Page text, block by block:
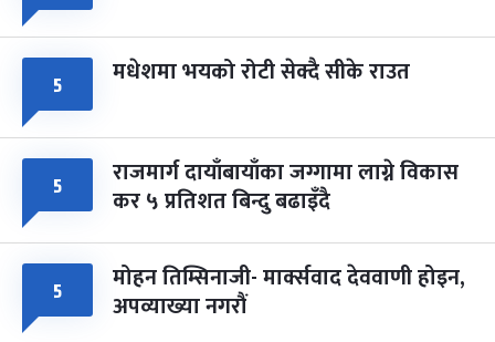
५ मधेशमा भयको रोटी सेक्दै सीके राउत
५ राजमार्ग दायाँबायाँका जग्गामा लाग्ने विकास
कर ५ प्रतिशत बिन्दु बढाइँदै
५ मोहन तिम्सिनाजी- मार्क्सवाद देववाणी होइन,
अपव्याख्या नगरौं